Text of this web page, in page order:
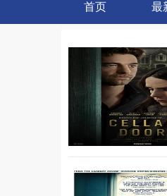
首页 最